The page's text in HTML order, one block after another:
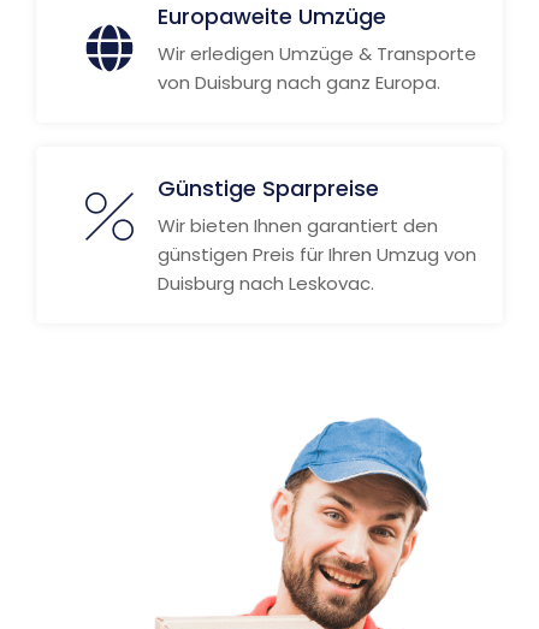
Europaweite Umzüge
Wir erledigen Umzüge & Transporte
von Duisburg nach ganz Europa.
Günstige Sparpreise
Wir bieten Ihnen garantiert den
günstigen Preis für Ihren Umzug von
Duisburg nach Leskovac.